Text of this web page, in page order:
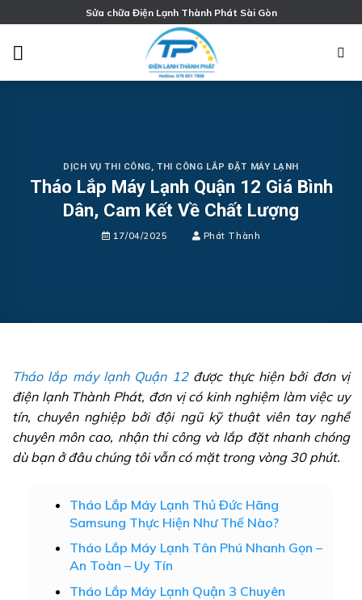
đến
nội
Sửa chữa Điện Lạnh Thành Phát Sài Gòn
DỊCH VỤ THI CÔNG,THI CÔNG LẮP ĐẶT MÁY LẠNH
Tháo Lắp Máy Lạnh Quận 12 Giá Bình
Dân, Cam Kết Về Chất Lượng
17/04/2025 Phát Thành
Tháo lắp máy lạnh Quận 12được thực hiện bởi đơn vị
điện lạnh Thành Phát, đơn vị có kinh nghiệm làm việc uy
tín, chuyên nghiệp bởi đội ngũ kỹ thuật viên tay nghề
chuyên môn cao, nhận thi công và lắp đặt nhanh chóng
dù bạn ở đâu chúng tôi vẫn có mặt trong vòng 30 phút.
Tháo Lắp Máy Lạnh Thủ Đức Hãng
Samsung Thực Hiện Như Thế Nào?
Tháo Lắp Máy Lạnh Tân Phú Nhanh Gọn –
An Toàn – Uy Tín
Tháo Lắp Máy Lạnh Quận 3 Chuyên